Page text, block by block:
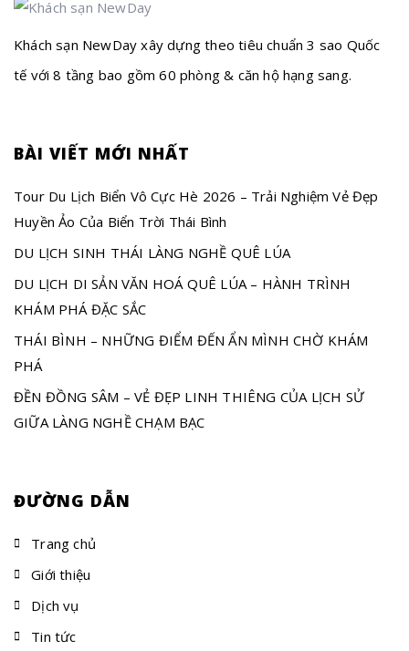
Khách sạn NewDay xây dựng theo tiêu chuẩn 3 sao Quốc
tế với 8 tầng bao gồm 60 phòng & căn hộ hạng sang.
BÀI VIẾT MỚI NHẤT
Tour Du Lịch Biển Vô Cực Hè 2026 – Trải Nghiệm Vẻ Đẹp
Huyền Ảo Của Biển Trời Thái Bình
DU LỊCH SINH THÁI LÀNG NGHỀ QUÊ LÚA
DU LỊCH DI SẢN VĂN HOÁ QUÊ LÚA – HÀNH TRÌNH
KHÁM PHÁ ĐẶC SẮC
THÁI BÌNH – NHỮNG ĐIỂM ĐẾN ẨN MÌNH CHỜ KHÁM
PHÁ
ĐỀN ĐỒNG SÂM – VẺ ĐẸP LINH THIÊNG CỦA LỊCH SỬ
GIỮA LÀNG NGHỀ CHẠM BẠC
ĐƯỜNG DẪN
Trang chủ
Giới thiệu
Dịch vụ
Tin tức